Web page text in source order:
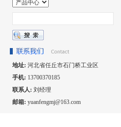
地址: 河北省任丘市石门桥工业区
手机: 13700370185
联系人: 刘经理
邮箱: yuanfengmj@163.com